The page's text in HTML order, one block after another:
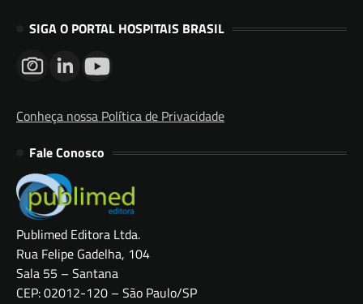
SIGA O PORTAL HOSPITAIS BRASIL
Conheça nossa Política de Privacidade
Fale Conosco
Publimed Editora Ltda.
Rua Felipe Gadelha, 104
Sala 55 – Santana
CEP: 02012-120 – São Paulo/SP